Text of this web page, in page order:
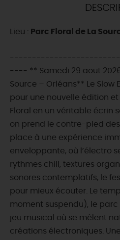
CE
CETTE
TOUT
Lieu : Parc Floral de La
---- ** Samedi 29 aout
Source – Orléans** Le Slow
pour une nouvelle édition
Floral en un véritable écrin
on prend le contre-pied
place à une expérience
enveloppante, où l’électro
rythmes chill, textures
sonores contemplatifs, le
pour mieux écouter. Le
moment suspendu), le
jeu musical où se mêlent
créations électroniques.